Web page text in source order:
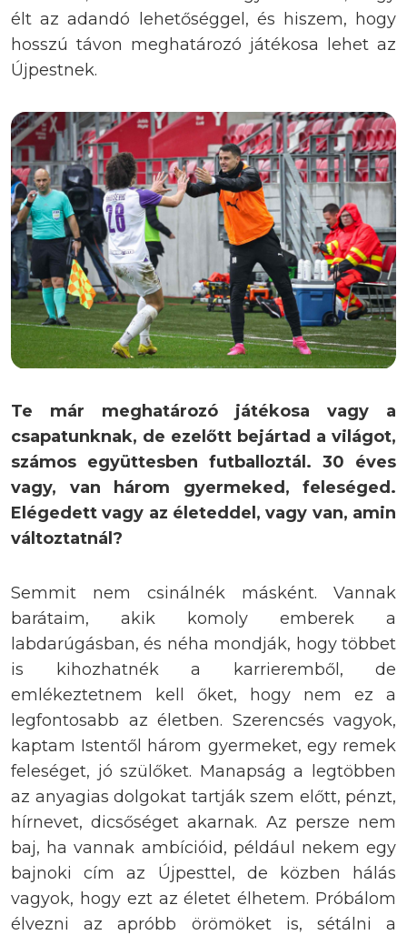
élt az adandó lehetőséggel, és hiszem, hogy
hosszú távon meghatározó játékosa lehet az
Újpestnek.
Te már meghatározó játékosa vagy a
csapatunknak, de ezelőtt bejártad a világot,
számos együttesben futballoztál. 30 éves
vagy, van három gyermeked, feleséged.
Elégedett vagy az életeddel, vagy van, amin
változtatnál?
Semmit nem csinálnék másként. Vannak
barátaim, akik komoly emberek a
labdarúgásban, és néha mondják, hogy többet
is kihozhatnék a karrieremből, de
emlékeztetnem kell őket, hogy nem ez a
legfontosabb az életben. Szerencsés vagyok,
kaptam Istentől három gyermeket, egy remek
feleséget, jó szülőket. Manapság a legtöbben
az anyagias dolgokat tartják szem előtt, pénzt,
hírnevet, dicsőséget akarnak. Az persze nem
baj, ha vannak ambícióid, például nekem egy
bajnoki cím az Újpesttel, de közben hálás
vagyok, hogy ezt az életet élhetem. Próbálom
élvezni az apróbb örömöket is, sétálni a